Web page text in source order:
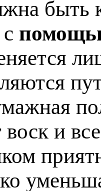
быть
воск и